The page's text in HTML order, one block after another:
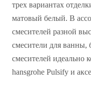
трех вариантах
матовый белый. В
смесителей разной
смесители для
смесителей идеально
hansgrohe Pulsify и